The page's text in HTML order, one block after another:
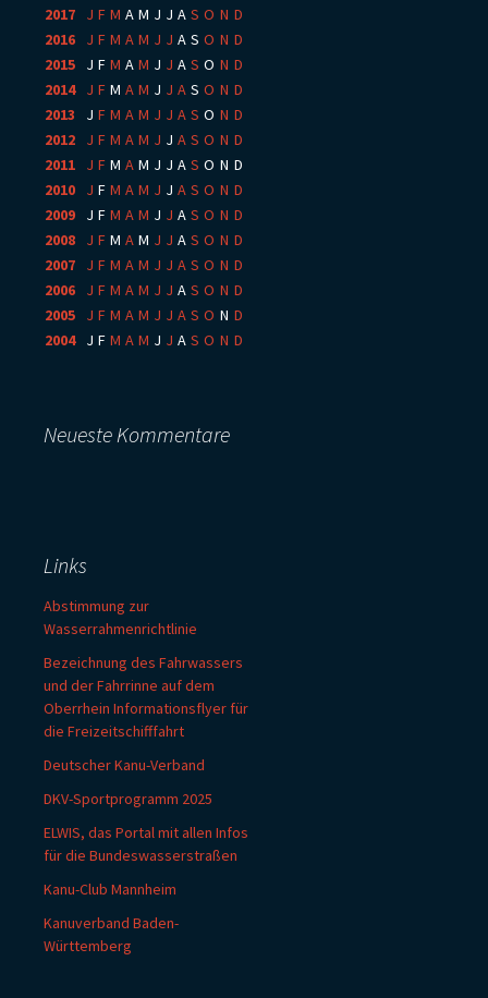
2017
J F M A M J J A S O N D
2016
J F M A M J J A S O N D
2015
J F M A M J J A S O N D
2014: J F M A M J J A S O N D
2013
J F M A M J J A S O N D
2012
J F M A M J J A S O N D
2011
J F M A M J J A S O N D
2010
J F M A M J J A S O N D
2009
J F M A M J J A S O N D
2008
J F M A M J J A S O N D
2007
J F M A M J J A S O N D
2006
J F M A M J J A S O N D
2005
J F M A M J J A S O N D
2004: J F M A M J J A S O N D
Neueste Kommentare
Links
Abstimmung zur
Wasserrahmenrichtlinie
Bezeichnung des Fahrwassers
und der Fahrrinne auf dem
Oberrhein Informationsflyer für
die Freizeitschifffahrt
Deutscher Kanu-Verband
DKV-Sportprogramm 2025
ELWIS, das Portal mit allen Infos
für die Bundeswasserstraßen
Kanu-Club Mannheim
Kanuverband Baden-
Württemberg